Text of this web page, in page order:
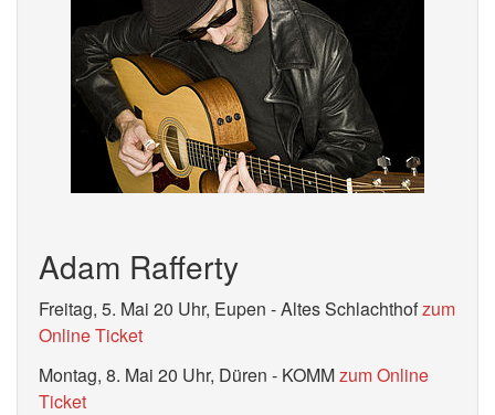
Adam Rafferty
Freitag, 5. Mai 20 Uhr, Eupen - Altes Schlachthofzum
Online Ticket
Montag, 8. Mai 20 Uhr, Düren - KOMMzum Online
Ticket